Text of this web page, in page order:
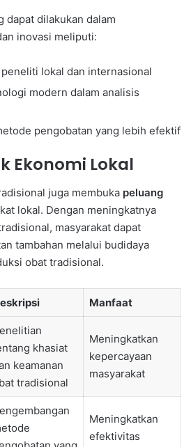
dapat dilakukan dalam
inovasi meliputi:
lokal dan internasional
modern dalam analisis
pengobatan yang lebih efektif
Ekonomi Lokal
juga membuka peluang
lokal. Dengan meningkatnya
masyarakat dapat
tambahan melalui budidaya
obat tradisional.
Manfaat
khasiat
keamanan
tradisional
Meningkatkan
kepercayaan
masyarakat
Meningkatkan
efektivitas